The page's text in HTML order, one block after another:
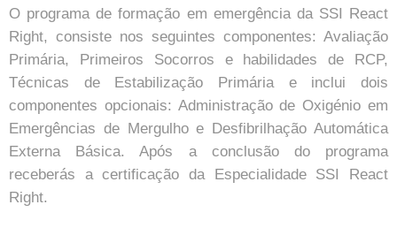
O programa de formação em emergência da SSI React
Right, consiste nos seguintes componentes: Avaliação
Primária, Primeiros Socorros e habilidades de RCP,
Técnicas de Estabilização Primária e inclui dois
componentes opcionais: Administração de Oxigénio em
Emergências de Mergulho e Desfibrilhação Automática
Externa Básica. Após a conclusão do programa
receberás a certificação da Especialidade SSI React
Right.